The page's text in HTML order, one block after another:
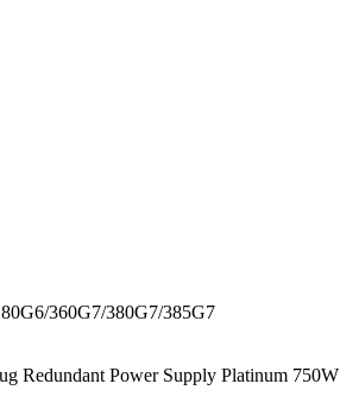
360G7/380G7/385G7
Redundant Power Supply Platinum 750W